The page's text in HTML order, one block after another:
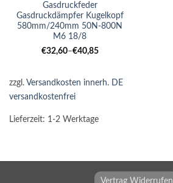
Gasdruckfeder
Gasdruckdämpfer Kugelkopf
580mm/240mm 50N-800N
M6 18/8
€32,60–€40,85
zzgl. Versandkosten innerh. DE
versandkostenfrei
Lieferzeit: 1-2 Werktage
Vertrag Widerrufen